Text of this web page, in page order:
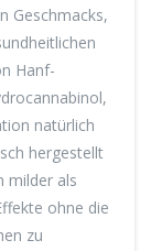
Geschmacks,
Hanf-
natürlich
hergestellt
milder als
ohne die
zu